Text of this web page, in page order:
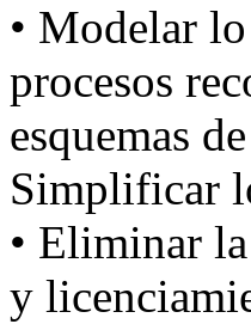
• Modelar
procesos
esquemas
Simplificar
• Eliminar
y